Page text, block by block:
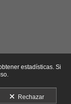
estadísticas. Si
Rechazar